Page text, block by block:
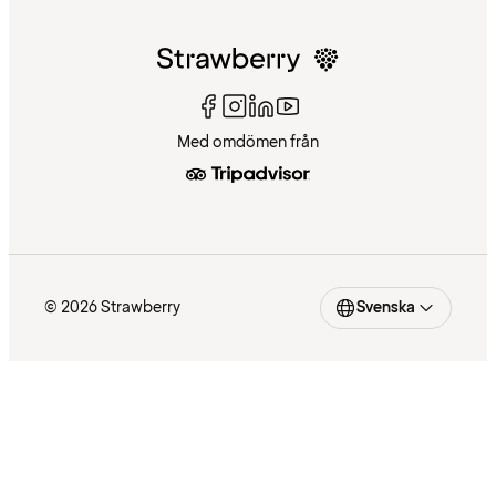
Med omdömen från
© 2026 Strawberry Svenska